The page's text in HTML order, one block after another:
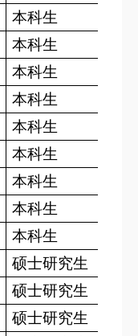
本科生
本科生
本科生
本科生
本科生
本科生
本科生
本科生
本科生
硕士研究生
硕士研究生
硕士研究生